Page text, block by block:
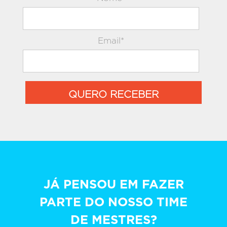
Email*
QUERO RECEBER
JÁ PENSOU EM FAZER
PARTE DO NOSSO TIME
DE MESTRES?